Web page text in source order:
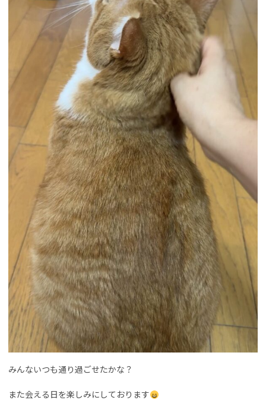
みんないつも通り過ごせたかな？
また会える日を楽しみにしております